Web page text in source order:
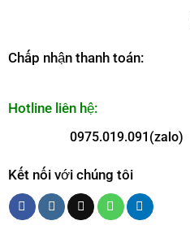
Chấp nhận thanh toán:
Hotline liên hệ:
0975.019.091(zalo)
Kết nối với chúng tôi